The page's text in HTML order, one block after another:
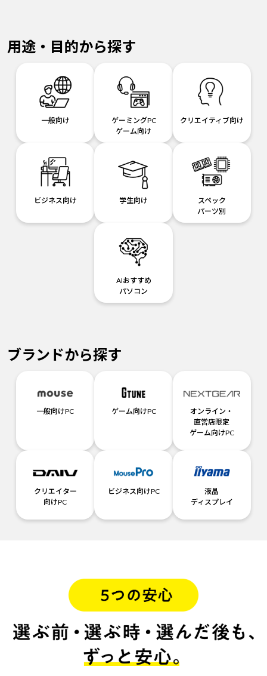
用途・目的から探す
一般向け
ゲーミングPC
ゲーム向け
クリエイティブ向け
ビジネス向け 学生向け
スペック
パーツ別
AIおすすめ
パソコン
ブランドから探す
一般向けPC ゲーム向けPC
オンライン・
直営店限定
ゲーム向けPC
クリエイター
向けPC
ビジネス向けPC
液晶
ディスプレイ